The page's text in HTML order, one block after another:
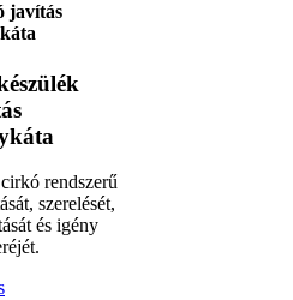
javítás
rendszerű
szerelését,
és igény